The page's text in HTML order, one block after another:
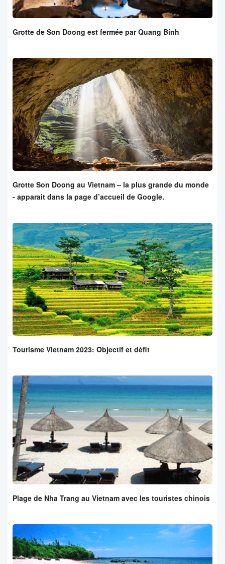
Grotte de Son Doong est fermée par Quang Binh
Grotte Son Doong au Vietnam – la plus grande du monde
- apparait dans la page d’accueil de Google.
Tourisme Vietnam 2023: Objectif et défit
Plage de Nha Trang au Vietnam avec les touristes chinois